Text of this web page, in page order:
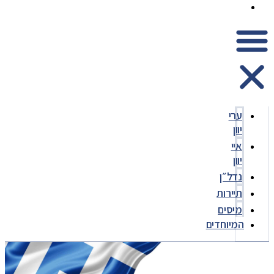
ערי
יוון
איי
יוון
נדל״ן
תיירות
מיסים
המיוחדים